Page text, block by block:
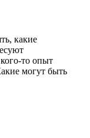
какие
то опыт
могут быть